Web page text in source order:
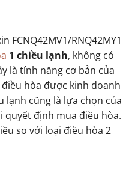
FCNQ42MV1/RNQ42MY1
1 chiều lạnh, không có
là tính năng cơ bản của
hòa được kinh doanh
lạnh cũng là lựa chọn của
quyết định mua điều hòa.
so với loại điều hòa 2